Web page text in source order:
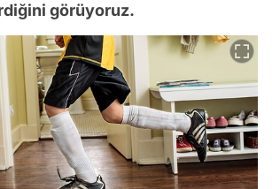
görüyoruz.